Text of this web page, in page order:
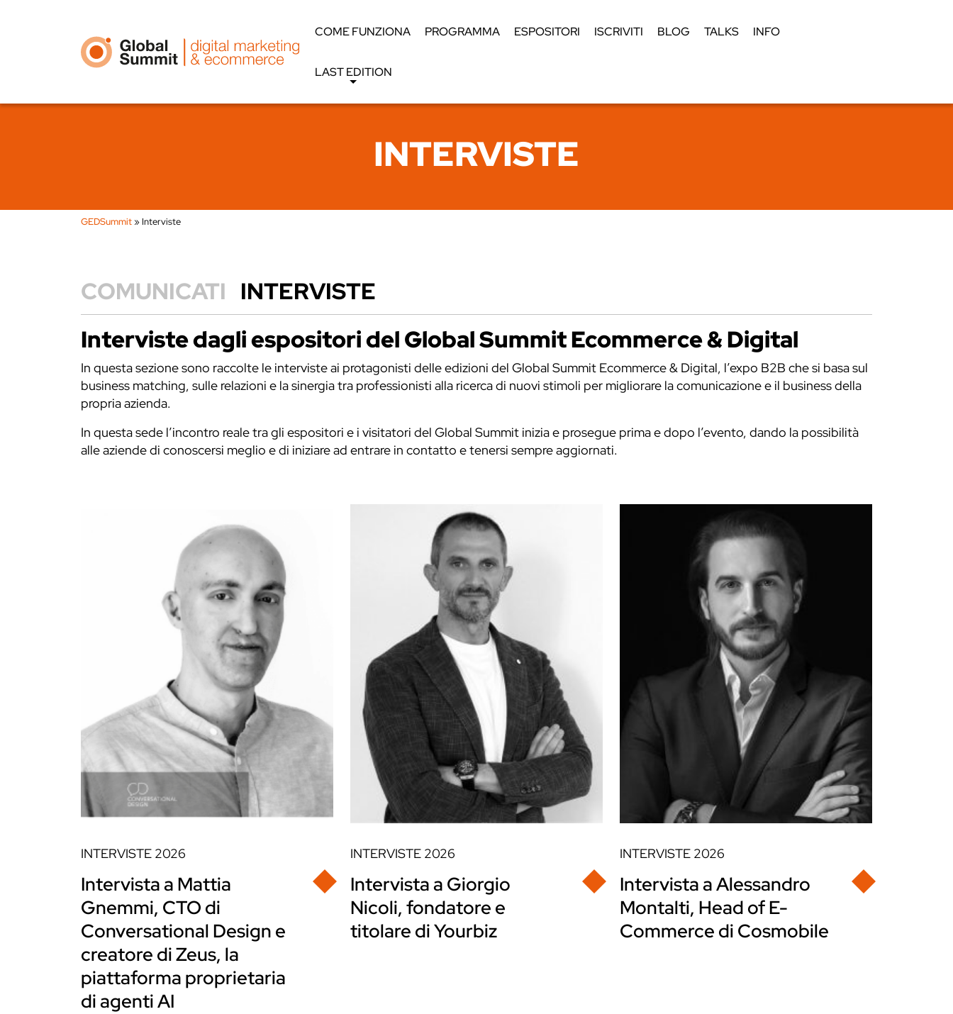
COME FUNZIONA PROGRAMMA ESPOSITORI ISCRIVITI BLOG TALKS INFO
LAST EDITION
INTERVISTE
GEDSummit» Interviste
COMUNICATI INTERVISTE
Interviste dagli espositori del Global Summit Ecommerce & Digital
In questa sezione sono raccolte le interviste ai protagonisti delle edizioni del Global Summit Ecommerce & Digital, l’expo B2B che si basa sul
business matching, sulle relazioni e la sinergia tra professionisti alla ricerca di nuovi stimoli per migliorare la comunicazione e il business della
propria azienda.
In questa sede l’incontro reale tra gli espositori e i visitatori del Global Summit inizia e prosegue prima e dopo l’evento, dando la possibilità
alle aziende di conoscersi meglio e di iniziare ad entrare in contatto e tenersi sempre aggiornati.
INTERVISTE 2026
Intervista a Mattia
Gnemmi, CTO di
Conversational Design e
creatore di Zeus, la
piattaforma proprietaria
di agenti AI
INTERVISTE 2026
Intervista a Giorgio
Nicoli, fondatore e
titolare di Yourbiz
INTERVISTE 2026
Intervista a Alessandro
Montalti, Head of E-
Commerce di Cosmobile